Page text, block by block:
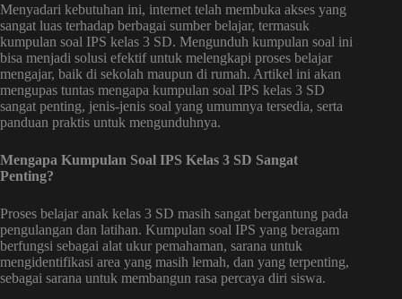
Menyadari kebutuhan ini, internet telah membuka akses yang
sangat luas terhadap berbagai sumber belajar, termasuk
kumpulan soal IPS kelas 3 SD. Mengunduh kumpulan soal ini
bisa menjadi solusi efektif untuk melengkapi proses belajar
mengajar, baik di sekolah maupun di rumah. Artikel ini akan
mengupas tuntas mengapa kumpulan soal IPS kelas 3 SD
sangat penting, jenis-jenis soal yang umumnya tersedia, serta
panduan praktis untuk mengunduhnya.
Mengapa Kumpulan Soal IPS Kelas 3 SD Sangat
Penting?
Proses belajar anak kelas 3 SD masih sangat bergantung pada
pengulangan dan latihan. Kumpulan soal IPS yang beragam
berfungsi sebagai alat ukur pemahaman, sarana untuk
mengidentifikasi area yang masih lemah, dan yang terpenting,
sebagai sarana untuk membangun rasa percaya diri siswa.